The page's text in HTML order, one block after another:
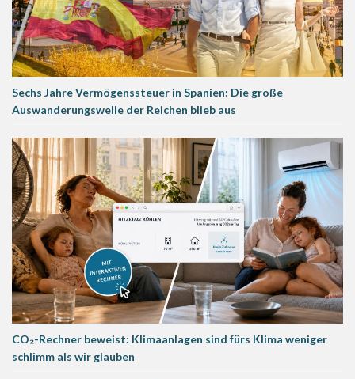
Sechs Jahre Vermögenssteuer in Spanien: Die große
Auswanderungswelle der Reichen blieb aus
CO₂-Rechner beweist: Klimaanlagen sind fürs Klima weniger
schlimm als wir glauben